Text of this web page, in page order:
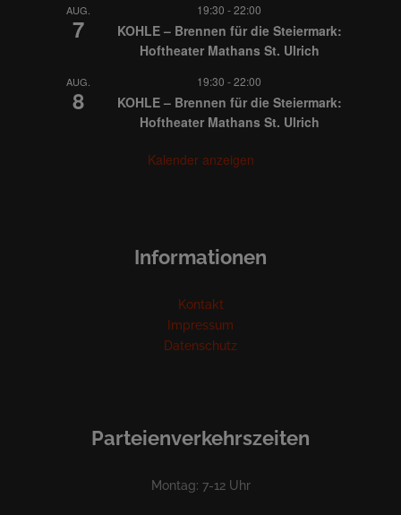
AUG.
7
19:30 -22:00
KOHLE – Brennen für die Steiermark:
Hoftheater Mathans St. Ulrich
AUG.
8
19:30 -22:00
KOHLE – Brennen für die Steiermark:
Hoftheater Mathans St. Ulrich
Kalender anzeigen
Informationen
Kontakt
Impressum
Datenschutz
Parteienverkehrszeiten
Montag: 7-12 Uhr